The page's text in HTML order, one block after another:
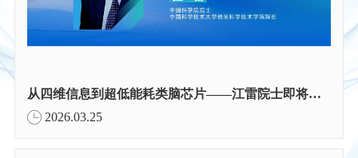
从四维信息到超低能耗类脑芯片——江雷院士即将作CCDE2026主题报告
2026.03.25